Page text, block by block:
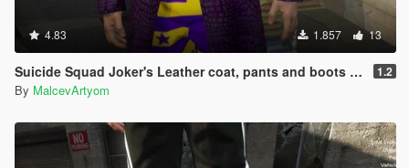
4.83 1.857 13
Suicide Squad Joker's Leather coat, pants and boots For MP Character 1.2
By MalcevArtyom